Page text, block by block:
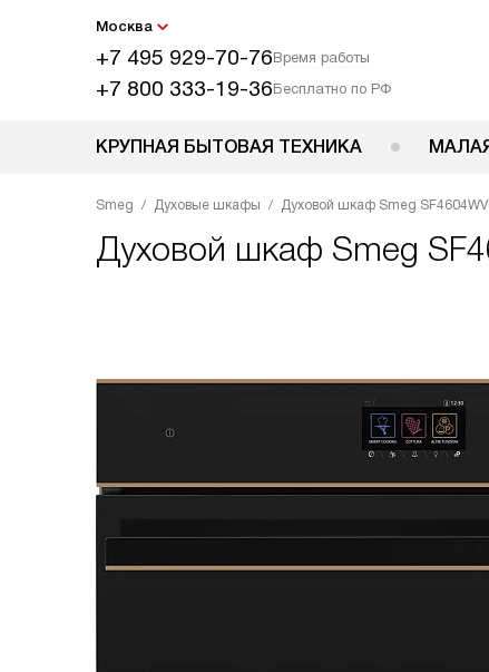
Москва
+7 495 929-70-76Время работы
+7 800 333-19-36Бесплатно по РФ
КРУПНАЯ БЫТОВАЯ ТЕХНИКА
Smeg Духовые шкафы Духовой шкаф Smeg
Духовой шкаф Smeg